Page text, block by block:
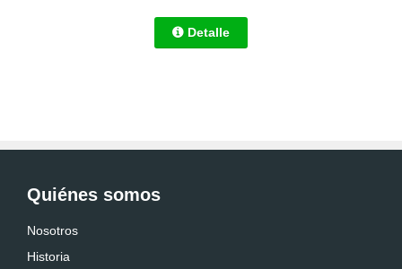
Detalle
Quiénes somos
Nosotros
Historia